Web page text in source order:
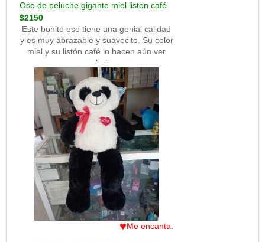
Oso de peluche gigante miel liston café
$2150
Este bonito oso tiene una genial calidad
y es muy abrazable y suavecito. Su color
miel y su listón café lo hacen aún ver
mas bello.
♥Me encanta.